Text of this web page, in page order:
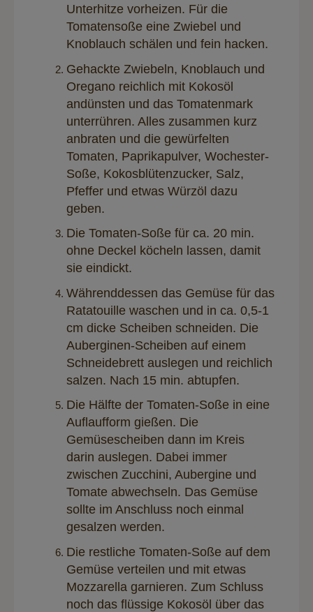
Unterhitze vorheizen. Für die
Tomatensoße eine Zwiebel und
Knoblauch schälen und fein hacken.
Gehackte Zwiebeln, Knoblauch und
Oregano reichlich mit Kokosöl
andünsten und das Tomatenmark
unterrühren. Alles zusammen kurz
anbraten und die gewürfelten
Tomaten, Paprikapulver, Wochester-
Soße, Kokosblütenzucker, Salz,
Pfeffer und etwas Würzöl dazu
geben.
Die Tomaten-Soße für ca. 20 min.
ohne Deckel köcheln lassen, damit
sie eindickt.
Währenddessen das Gemüse für das
Ratatouille waschen und in ca. 0,5-1
cm dicke Scheiben schneiden. Die
Auberginen-Scheiben auf einem
Schneidebrett auslegen und reichlich
salzen. Nach 15 min. abtupfen.
Die Hälfte der Tomaten-Soße in eine
Auflaufform gießen. Die
Gemüsescheiben dann im Kreis
darin auslegen. Dabei immer
zwischen Zucchini, Aubergine und
Tomate abwechseln. Das Gemüse
sollte im Anschluss noch einmal
gesalzen werden.
Die restliche Tomaten-Soße auf dem
Gemüse verteilen und mit etwas
Mozzarella garnieren. Zum Schluss
noch das flüssige Kokosöl über das